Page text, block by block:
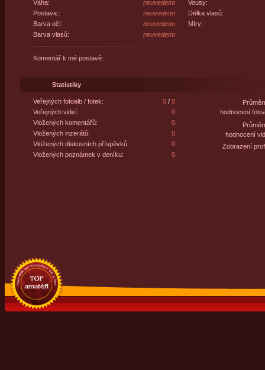
Váha:
neuvedeno
Postava::
neuvedeno
Barva očí:
neuvedeno
Barva vlasů:
neuvedeno
Vousy:
Délka vlasů:
Míry:
Komentář k mé postavě:
Statistiky
Veřejných fotoalb / fotek: 0/ 0
Veřejných videí:
0
Vložených komentářů:
0
Vložených inzerátů:
0
Vložených diskusních příspěvků:
0
Vložených poznámek v deníku:
0
hodnocení
hodnocení
Zobrazení